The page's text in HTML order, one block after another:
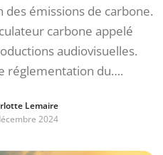
des émissions de carbone.
carbone appelé
audiovisuelles.
réglementation du….
Lemaire
2024